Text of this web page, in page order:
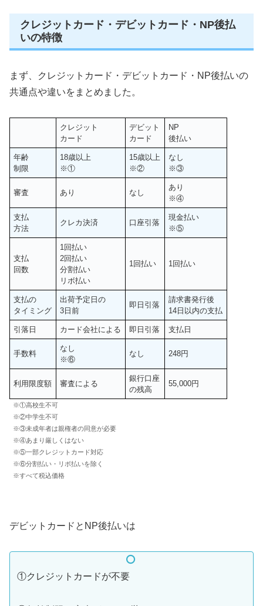
クレジットカード・デビットカード・NP後払
いの特徴
まず、クレジットカード・デビットカード・NP後払いの
共通点や違いをまとめました。
クレジット
カード
デビット
カード
NP
後払い
年齢
制限
18歳以上
※①
15歳以上
※②
なし
※③
審査 あり なし
あり
※④
支払
方法
クレカ決済 口座引落
現金払い
※⑤
支払
回数
1回払い
2回払い
分割払い
リボ払い
1回払い 1回払い
支払の
タイミング
出荷予定日の
3日前
即日引落
請求書発行後
14日以内の支払
引落日 カード会社による 即日引落 支払日
手数料
なし
※⑥
なし 248円
利用限度額 審査による
銀行口座
の残高
55,000円
※①高校生不可
※②中学生不可
※③未成年者は親権者の同意が必要
※④あまり厳しくはない
※⑤一部クレジットカード対応
※⑥分割払い・リボ払いを除く
※すべて税込価格
デビットカードとNP後払いは
①クレジットカードが不要